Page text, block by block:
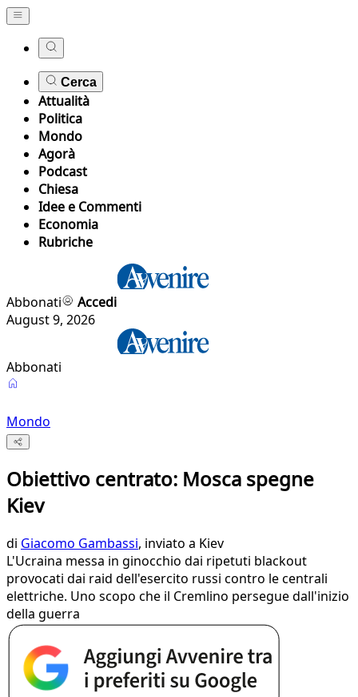
Cerca
Attualità
Politica
Mondo
Agorà
Podcast
Chiesa
Idee e Commenti
Economia
Rubriche
Abbonati
Accedi
August 9, 2026
Abbonati
Mondo
Obiettivo centrato: Mosca spegne
Kiev
di Giacomo Gambassi, inviato a Kiev
L'Ucraina messa in ginocchio dai ripetuti blackout
provocati dai raid dell'esercito russi contro le centrali
elettriche. Uno scopo che il Cremlino persegue dall'inizio
della guerra